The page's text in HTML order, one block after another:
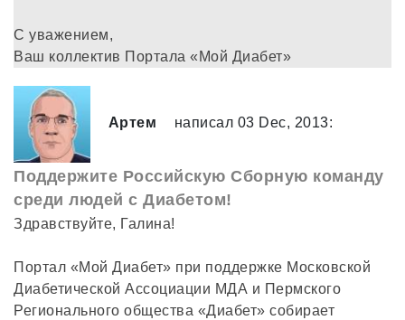
С уважением,
Ваш коллектив Портала «Мой Диабет»
Артем написал 03 Dec, 2013:
Поддержите Российскую Сборную команду
среди людей с Диабетом!
Здравствуйте, Галина!
Портал «Мой Диабет» при поддержке Московской
Диабетической Ассоциации МДА и Пермского
Регионального общества «Диабет» собирает